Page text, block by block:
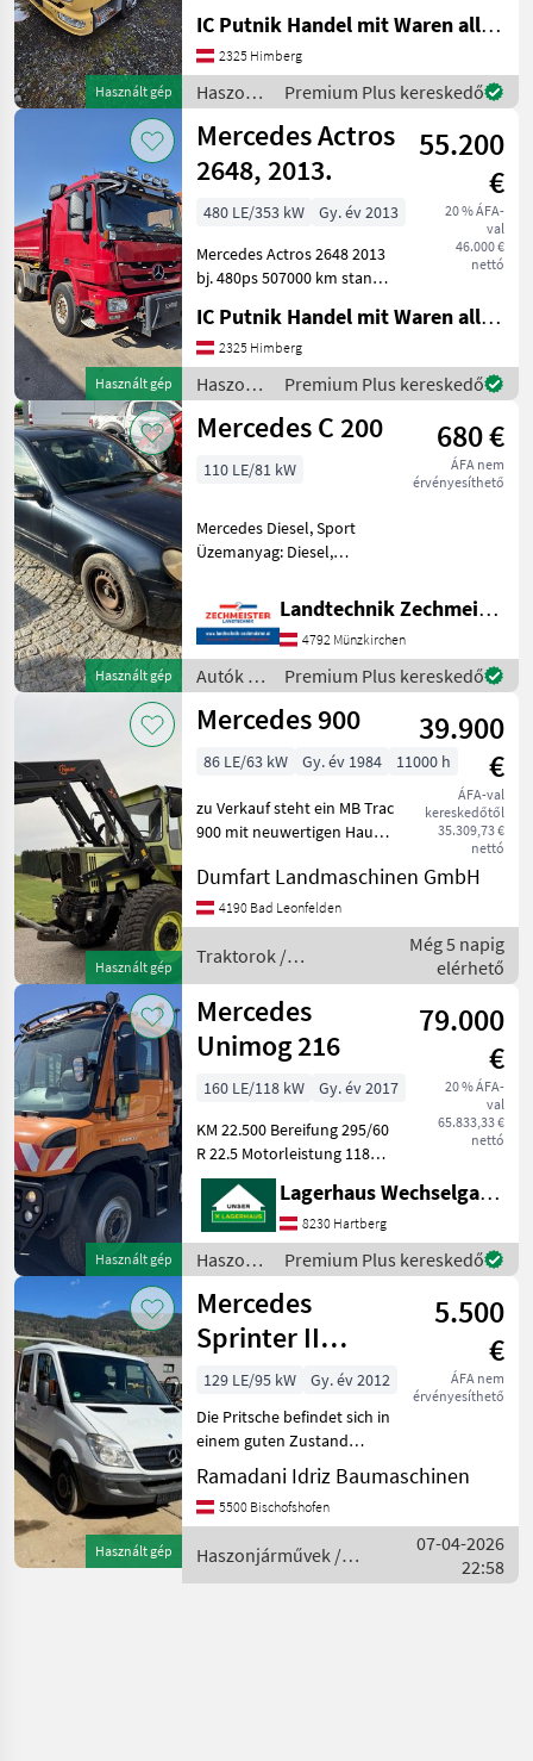
Használt gép
Haszonjárművek
Tehergépkocsi
IC Putnik Handel mit Waren alle Art
2325 Himberg
Haszonjárművek
/
Mercedes
Premium Plus kereskedő
Használt gép
Mercedes Actros
2648, 2013.
55.200
€
20 % ÁFA-
val
46.000 €
nettó
480 LE/353 kW
Gy. év 2013
Mercedes Actros 2648 2013
bj. 480ps 507000 km stand
Winterausrustung EPS
Deutsche papiere
Haszonjárművek
Tehergépkocsi
IC Putnik Handel mit Waren alle Art
2325 Himberg
Haszonjárművek
/
Mercedes
Premium Plus kereskedő
Használt gép
Mercedes C 200 680 €
ÁFA nem
érvényesíthető
110 LE/81 kW
Mercedes Diesel, Sport
Üzemanyag: Diesel,
Sebességváltó, 5-ajtós, ABS,
Légzsák, : Sebességváltó
Autók / Motorkerékpárok
Autó
Landtechnik Zechmeister GmbH & Co KG
4792 Münzkirchen
Autók /
Motorkerékpárok
/
Premium Plus kereskedő
Használt gép
Mercedes 900
39.900
€
ÁFA-val
kereskedőtől
35.309,73 €
nettó
86 LE/63 kW Gy. év 1984 11000 h
zu Verkauf steht ein MB Trac
900 mit neuwertigen Hauer
Euroaufnahme, Lasthacken
2 Gar. Räder mit
Traktorprofil dabei
Traktorok Hagyományos tr
Dumfart Landmaschinen GmbH
4190 Bad Leonfelden
Traktorok /
Mercedes
Még 5 napig
elérhető
Használt gép
Mercedes
Unimog 216
79.000
€
20 % ÁFA-
val
65.833,33 €
nettó
160 LE/118 kW
Gy. év 2017
KM 22.500 Bereifung 295/60
R 22.5 Motorleistung 118
kW EPS-Schaltung mit 8
Vorwärts- und 6
Rückwärtsgängen
Wendeschaltung für
schnelle Richtungswechsel
Brückenl
Lagerhaus Wechselgau reg. Gen.m.b.H.
8230 Hartberg
Haszonjárművek
/
Mercedes
Premium Plus kereskedő
Használt gép
Mercedes
Sprinter II
Pritsche/DoKa
210/211/213/214/21
5.500
€
ÁFA nem
érvényesíthető
129 LE/95 kW
Gy. év 2012
Die Pritsche befindet sich in
einem guten Zustand
Haszonjárművek
Transporter 3, 5 tonnáig
Ramadani Idriz Baumaschinen
5500 Bischofshofen
Haszonjárművek /
Mercedes
07-04-2026
22:58